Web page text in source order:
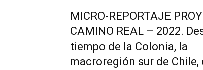
MICRO-REPORTAJE
CAMINO REAL – 2022.
tiempo de la Colonia, la
macroregión sur de Chile,